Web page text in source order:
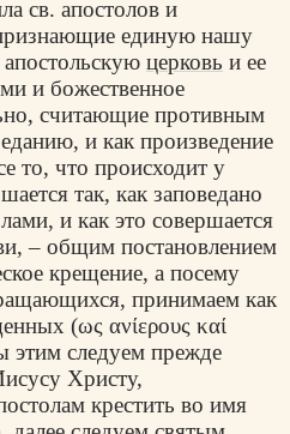
св. апостолов и
единую нашу
церковь и ее
и божественное
считающие противным
и как произведение
то, что происходит у
так, как заповедано
и как это совершается
– общим постановлением
крещение, а посему
принимаем как
(ως ανίερους καί
этим следуем прежде
Христу,
крестить во имя